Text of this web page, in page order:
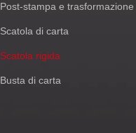
Post-stampa e
Scatola di carta
Scatola rigida
Busta di carta